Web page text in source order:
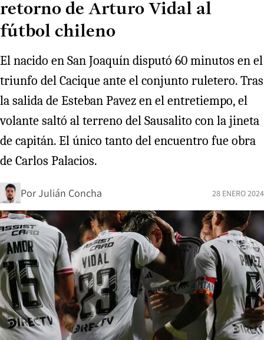
retorno de Arturo Vidal al
fútbol chileno
El nacido en San Joaquín disputó 60 minutos en el
triunfo del Cacique ante el conjunto ruletero. Tras
la salida de Esteban Pavez en el entretiempo, el
volante saltó al terreno del Sausalito con la jineta
de capitán. El único tanto del encuentro fue obra
de Carlos Palacios.
PorJulián Concha 28 ENERO 2024